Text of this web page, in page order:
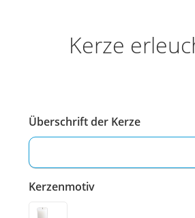
Kerze
Überschrift der Kerze
Kerzenmotiv